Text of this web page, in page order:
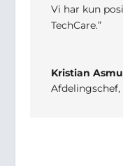
Vi har kun
TechCare.”
Kristian
Afdelingschef,